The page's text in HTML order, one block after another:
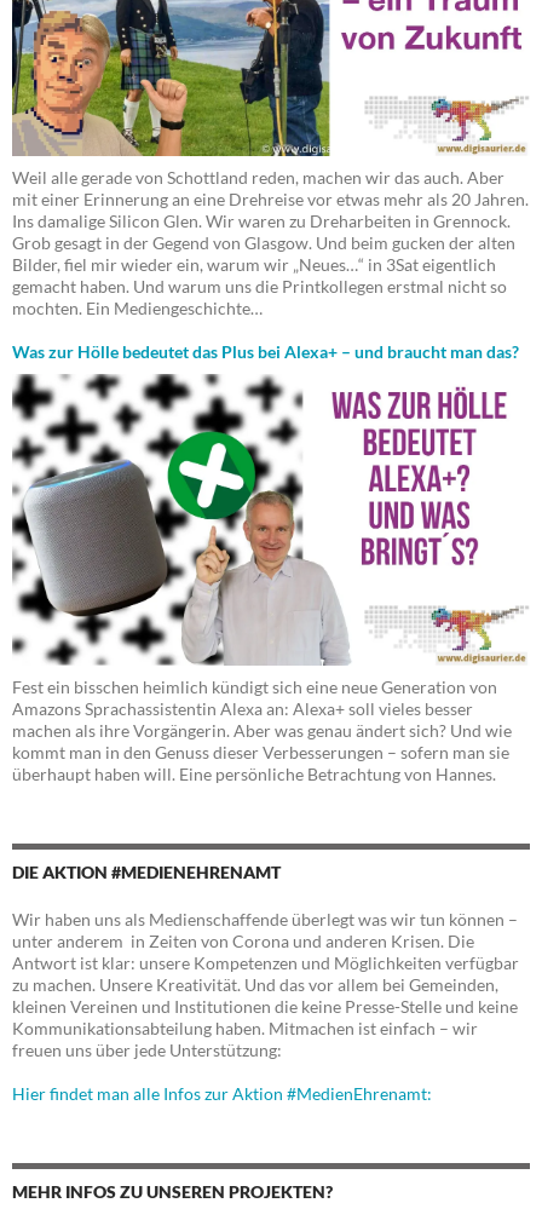
Weil alle gerade von Schottland reden, machen wir das auch. Aber
mit einer Erinnerung an eine Drehreise vor etwas mehr als 20 Jahren.
Ins damalige Silicon Glen. Wir waren zu Dreharbeiten in Grennock.
Grob gesagt in der Gegend von Glasgow. Und beim gucken der alten
Bilder, fiel mir wieder ein, warum wir „Neues…“ in 3Sat eigentlich
gemacht haben. Und warum uns die Printkollegen erstmal nicht so
mochten. Ein Mediengeschichte…
Was zur Hölle bedeutet das Plus bei Alexa+ – und braucht man das?
Fest ein bisschen heimlich kündigt sich eine neue Generation von
Amazons Sprachassistentin Alexa an: Alexa+ soll vieles besser
machen als ihre Vorgängerin. Aber was genau ändert sich? Und wie
kommt man in den Genuss dieser Verbesserungen – sofern man sie
überhaupt haben will. Eine persönliche Betrachtung von Hannes.
DIE AKTION #MEDIENEHRENAMT
Wir haben uns als Medienschaffende überlegt was wir tun können –
unter anderem in Zeiten von Corona und anderen Krisen. Die
Antwort ist klar: unsere Kompetenzen und Möglichkeiten verfügbar
zu machen. Unsere Kreativität. Und das vor allem bei Gemeinden,
kleinen Vereinen und Institutionen die keine Presse-Stelle und keine
Kommunikationsabteilung haben. Mitmachen ist einfach – wir
freuen uns über jede Unterstützung:
Hier findet man alle Infos zur Aktion #MedienEhrenamt:
MEHR INFOS ZU UNSEREN PROJEKTEN?